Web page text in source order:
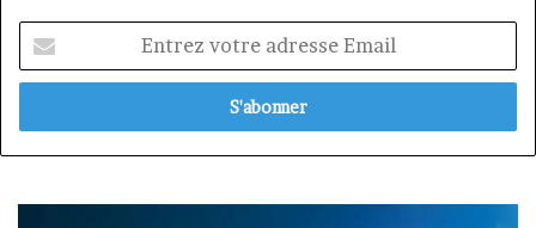
votre
adresse